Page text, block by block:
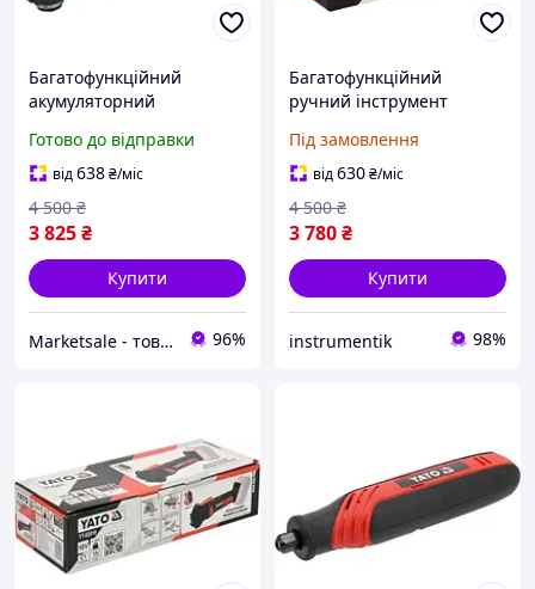
Багатофункційний
акумуляторний
(Польща)
Готово до відправки
від638₴/міс
3 825₴
4 500 ₴
Купити
Marketsale - товари зі знижкою 96%
Багатофункційний
ручний інструмент
18 В Li-Ion 2 Агод, з
зарядн. Прист YT-82818
Під замовлення
від630₴/міс
3 780₴
4 500 ₴
Купити
instrumentik 98%